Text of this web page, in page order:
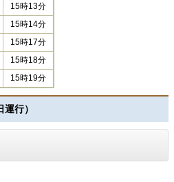
15時13分
15時14分
15時17分
15時18分
15時19分
行）